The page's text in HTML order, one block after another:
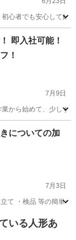
心者でも安心して
即入社可能！
！
7月9日
から始めて、少し
についての加
7月3日
て ・検品 等の簡単
いる人形あ